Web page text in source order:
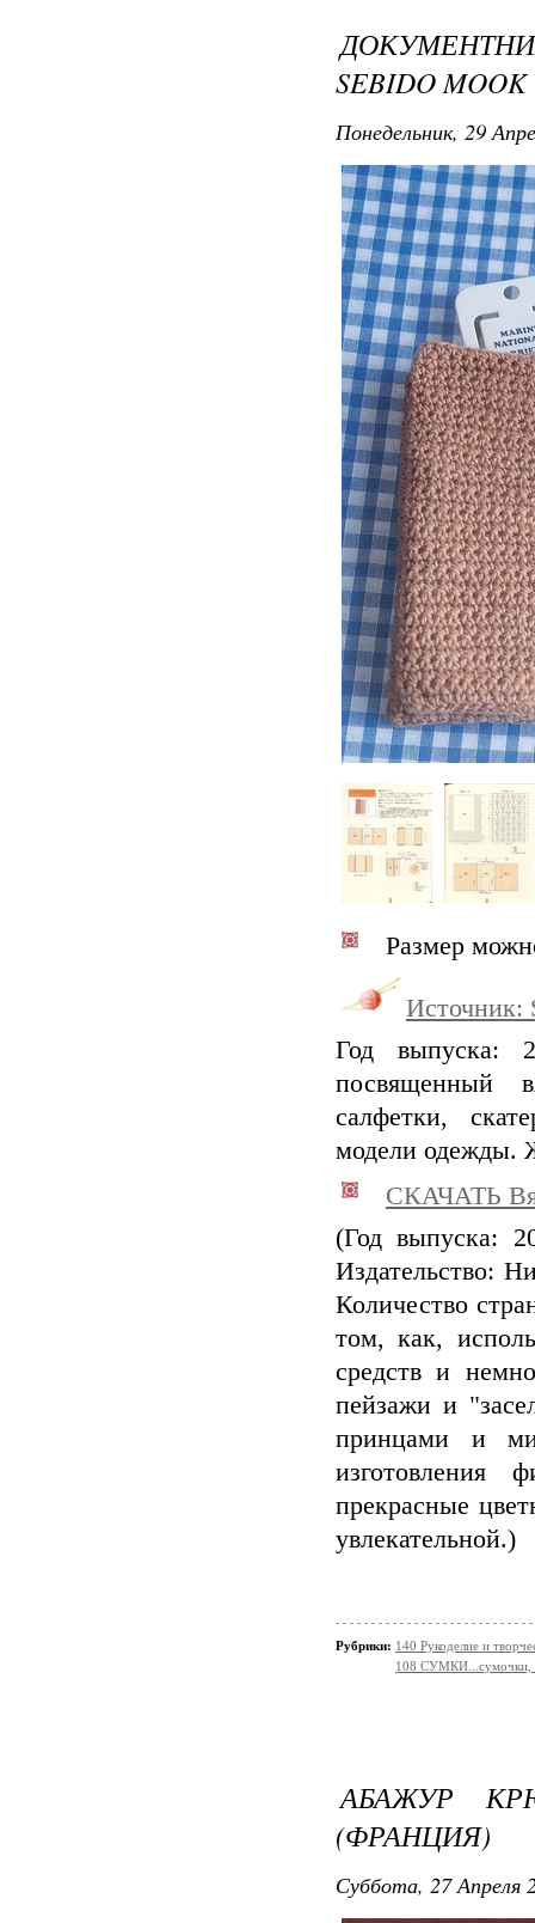
SEBIDO MOOK
Понедельник, 29
Размер
Источник:
Год выпуска:
посвященный
салфетки,
модели одежды.
СКАЧАТЬ
(Год выпуска:
Издательство:
Количество
том, как,
средств и
пейзажи и
принцами и
изготовления
прекрасные
увлекательной.)
Рубрики: 140 Рукоделие и
108 СУМКИ...сумочки,
АБАЖУР
(ФРАНЦИЯ)
Суббота, 27 Апреля